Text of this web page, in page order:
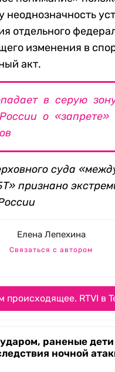
неоднозначность
отдельного
изменения в
акт.
в серую
о «запрете»
суда
признано
Елена Лепехина
Связаться с автором
происходящее. RTVI в
раненые дети
ночной